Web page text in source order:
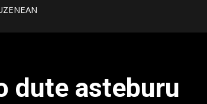
dute asteburu